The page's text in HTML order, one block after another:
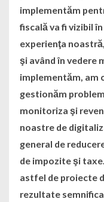
implementăm
fiscală va fi vizibil
experienţa
şi având în vedere
implementăm, am
gestionăm
monitoriza şi
noastre de
general de
de impozite şi
astfel de proiecte
rezultate